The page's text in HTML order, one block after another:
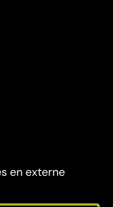
en externe